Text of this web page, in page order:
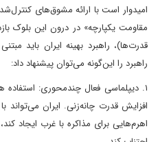
امیدوار است با ارائه مشوق‌های
مقاومت یکپارچه» در درون این بلوک
قدرت‌ها)، راهبرد بهینه ایران باید
راهبرد را این‌گونه می‌توان پیشنهاد داد:
۱. دیپلماسی فعال چندمحوری: استفاده
افزایش قدرت چانه‌زنی. ایران می‌تواند
اهرم‌هایی برای مذاکره با غرب ایجاد